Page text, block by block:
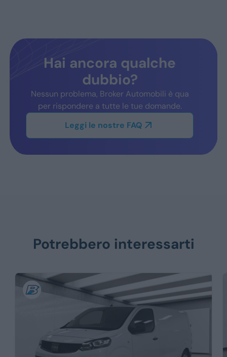
Hai ancora qualche
dubbio?
Nessun problema, Broker Automobili è qua
per rispondere a tutte le tue domande.
Leggi le nostre FAQ
Potrebbero interessarti